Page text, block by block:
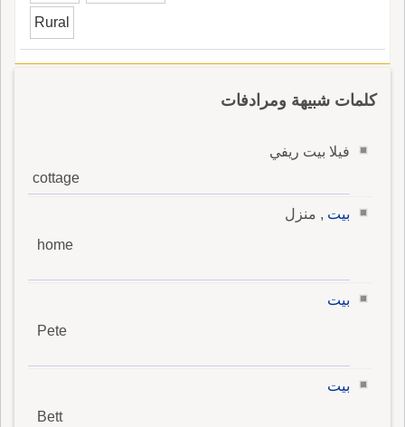
Rural
كلمات شبيهة ومرادفات
فيلا بيت ريفي
cottage
بيت , منزل
home
بيت
Pete
بيت
Bett